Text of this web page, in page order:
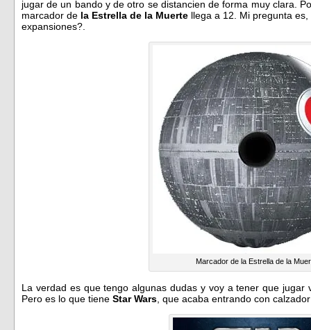
jugar de un bando y de otro se distancien de forma muy clara.
marcador de la Estrella de la Muerte llega a 12. Mi pregunta
expansiones?.
Marcador de la Estrella de la
La verdad es que tengo algunas dudas y voy a tener que jugar
Pero es lo que tiene Star Wars , que acaba entrando con